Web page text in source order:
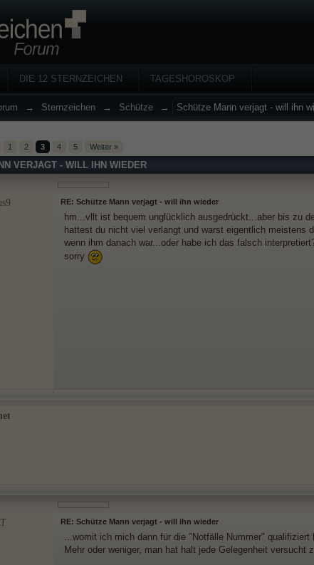
DIE 12 STERNZEICHEN TAGESHOROSKOP
→ Sternzeichen → Schütze → Schütze Mann verjagt - will ihn
1 2 3 4 5 Weiter »
VERJAGT - WILL IHN WIEDER
RE: Schütze Mann verjagt - will ihn wieder
hm...vllt ist bequem unglücklich ausgedrückt...aber bis zu
hattest du nicht viel verlangt und warst eigentlich meistens
wenn ihm danach war...oder habe ich das falsch
sorry
RE: Schütze Mann verjagt - will ihn wieder
...womit ich mich dann für die "Notfälle Nummer" qualifiziert
Mehr oder weniger, man hat halt jede Gelegenheit